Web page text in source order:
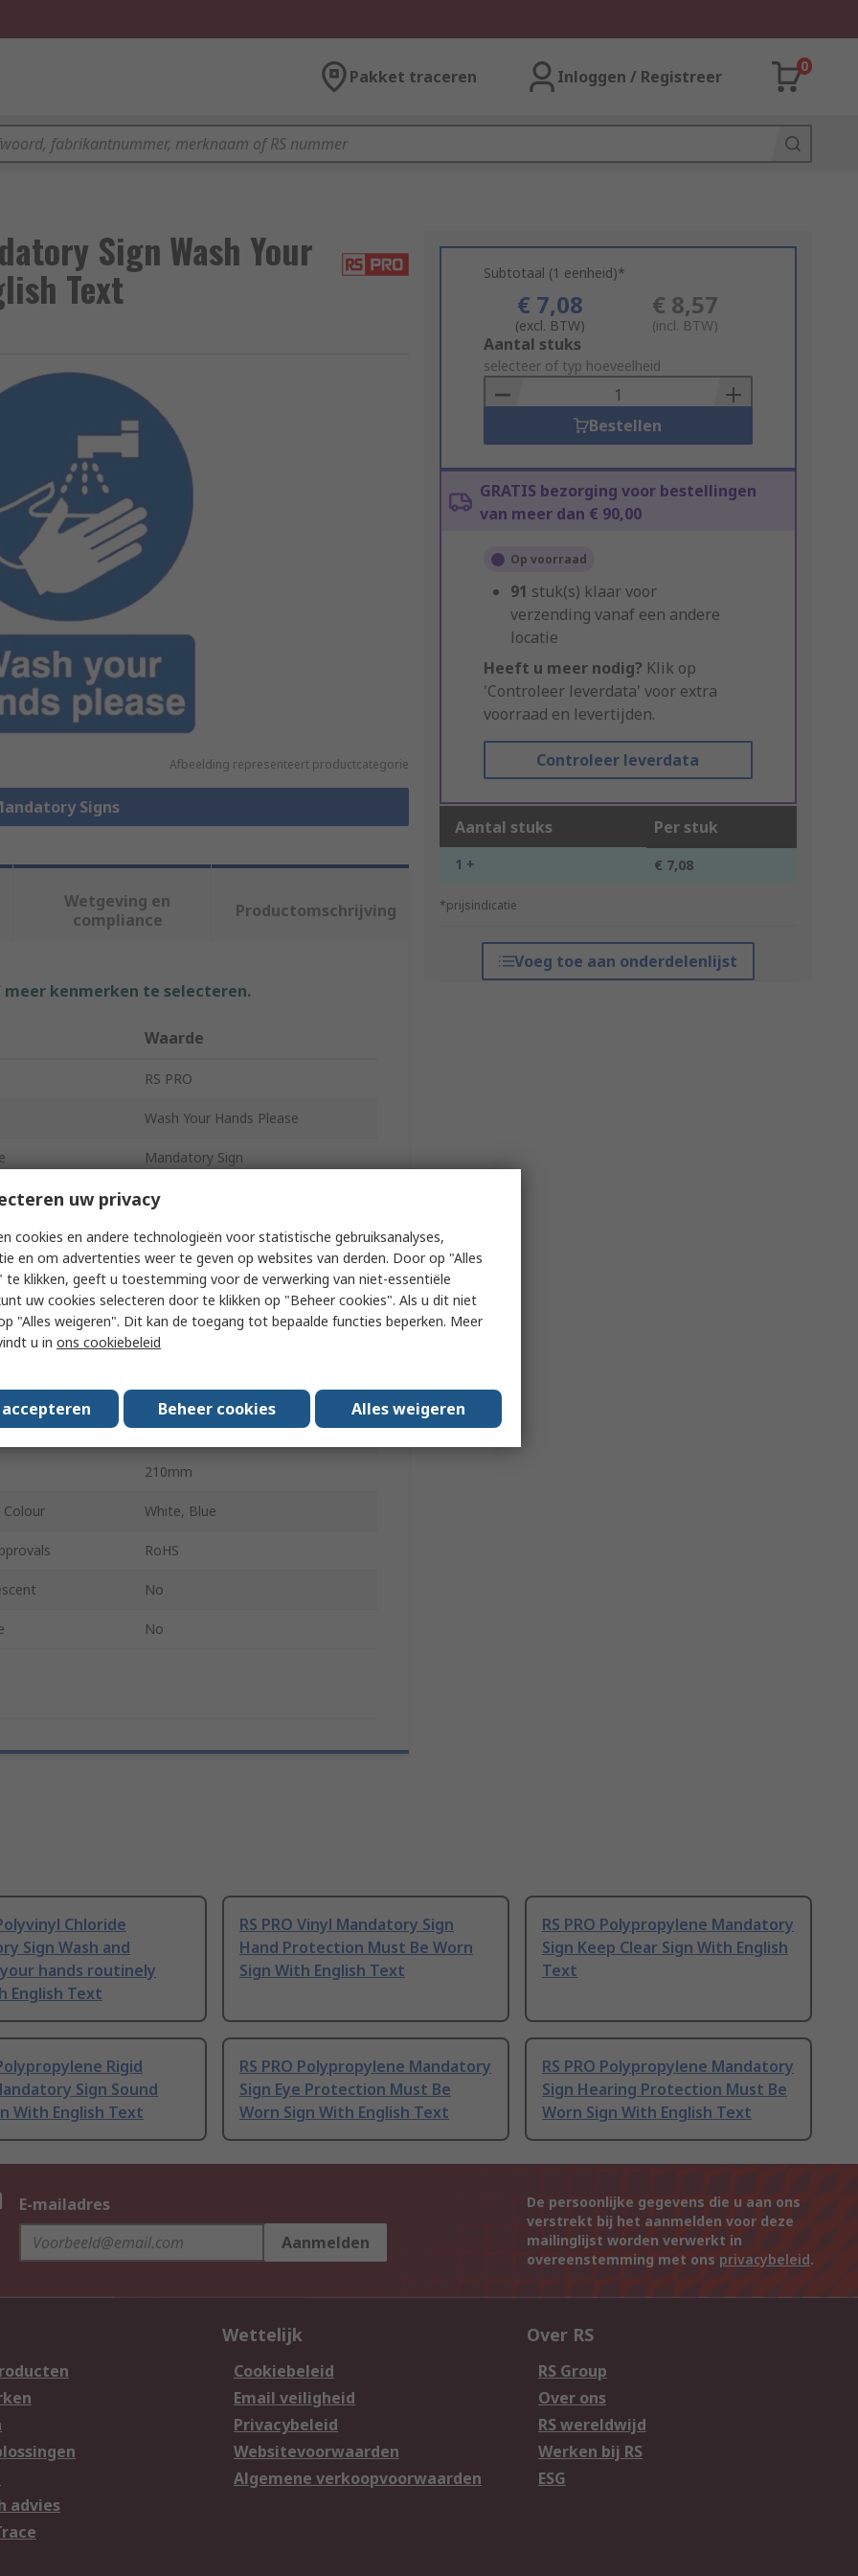
Pakket traceren Inloggen / Registreer
0
Sign Wash Your
Text
Afbeelding representeert productcategorie
Signs
Subtotaal (1 eenheid)*
€ 7,08
(excl. BTW)
€ 8,57
(incl. BTW)
Add
to
Basket
Aantal stuks
selecteer of typ hoeveelheid
Bestellen
GRATIS bezorging voor bestellingen
van meer dan € 90,00
Op voorraad
91 stuk(s) klaar voor
verzending vanaf een andere
locatie
Heeft u meer nodig? Klik op
'Controleer leverdata' voor extra
voorraad en levertijden.
Controleer leverdata
Aantal stuks Per stuk
1 + € 7,08
*prijsindicatie
Voeg toe aan onderdelenlijst
Wetgeving en
compliance
Productomschrijving
kenmerken te selecteren.
Waarde
RS PRO
Wash Your Hands Please
Mandatory Sign
Hygiene
English
Polypropylene
148mm
White
Package 1Per Pack
Style Symbol
210mm
Colour White, Blue
RoHS
No
No
Chloride
Sign Wash and
hands routinely
English Text
RS PRO Vinyl Mandatory Sign
Hand Protection Must Be Worn
Sign With English Text
RS PRO Polypropylene Mandatory
Sign Keep Clear Sign With English
Text
Rigid
Sign Sound
With English Text
RS PRO Polypropylene Mandatory
Sign Eye Protection Must Be
Worn Sign With English Text
RS PRO Polypropylene Mandatory
Sign Hearing Protection Must Be
Worn Sign With English Text
E-mailadres
Aanmelden
De persoonlijke gegevens die u aan ons
verstrekt bij het aanmelden voor deze
mailinglijst worden verwerkt in
overeenstemming met ons privacybeleid.
advies
Wettelijk
Cookiebeleid
Email veiligheid
Privacybeleid
Websitevoorwaarden
Algemene verkoopvoorwaarden
Over RS
RS Group
Over ons
RS wereldwijd
Werken bij RS
ESG
uw privacy
cookies en andere technologieën voor statistische gebruiksanalyses,
en om advertenties weer te geven op websites van derden. Door op "Alles
te klikken, geeft u toestemming voor de verwerking van niet-essentiële
uw cookies selecteren door te klikken op "Beheer cookies". Als u dit niet
"Alles weigeren". Dit kan de toegang tot bepaalde functies beperken. Meer
u in ons cookiebeleid
Beheer cookies Alles weigeren